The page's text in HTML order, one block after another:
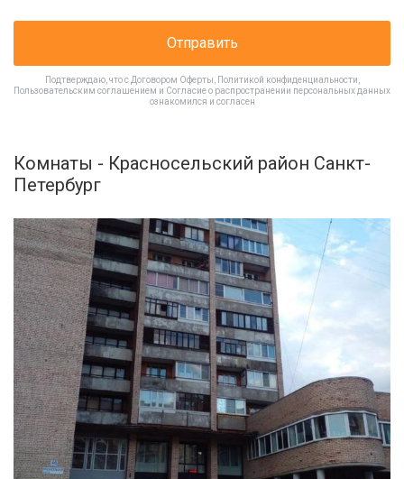
Отправить
Подтверждаю, что с Договором Оферты Политикой конфиденциальности
Пользовательским соглашением и Согласие о распространении персональных данных
ознакомился и согласен
Комнаты - Красносельский район Санкт-
Петербург